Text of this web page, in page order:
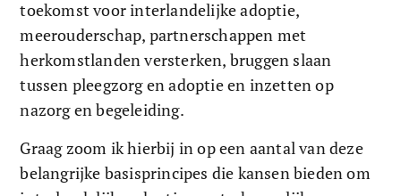
toekomst voor interlandelijke adoptie,
meerouderschap, partnerschappen met
herkomstlanden versterken, bruggen slaan
tussen pleegzorg en adoptie en inzetten op
nazorg en begeleiding.
Graag zoom ik hierbij in op een aantal van deze
belangrijke basisprincipes die kansen bieden om